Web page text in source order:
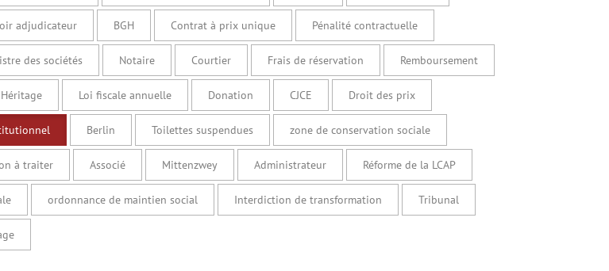
adjudicateur BGH Contrat à prix unique Pénalité contractuelle
des sociétés Notaire Courtier Frais de réservation Remboursement
Héritage Loi fiscale annuelle Donation CJCE Droit des prix
Berlin Toilettes suspendues zone de conservation sociale
à traiter Associé Mittenzwey Administrateur Réforme de la LCAP
ordonnance de maintien social Interdiction de transformation Tribunal